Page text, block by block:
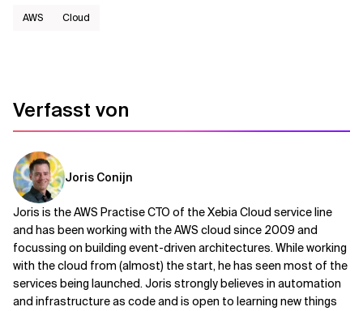
AWS​ Cloud
Verfasst von
Joris Conijn
Joris is the AWS Practise CTO of the Xebia Cloud service line
and has been working with the AWS cloud since 2009 and
focussing on building event-driven architectures. While working
with the cloud from (almost) the start, he has seen most of the
services being launched. Joris strongly believes in automation
and infrastructure as code and is open to learning new things